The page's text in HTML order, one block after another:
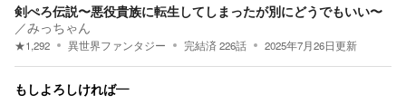
剣ぺろ伝説〜悪役貴族に転生してしまったが別にどうでもいい〜
／みっちゃん
★1,292 異世界ファンタジー 完結済226話 2025年7月26日更新
もしよろしければ―